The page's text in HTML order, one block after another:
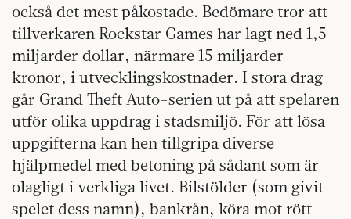
också det mest påkostade. Bedömare tror att
tillverkaren Rockstar Games har lagt ned 1,5
miljarder dollar, närmare 15 miljarder
kronor, i utvecklingskostnader. I stora drag
går Grand Theft Auto-serien ut på att spelaren
utför olika uppdrag i stadsmiljö. För att lösa
uppgifterna kan hen tillgripa diverse
hjälpmedel med betoning på sådant som är
olagligt i verkliga livet. Bilstölder (som givit
spelet dess namn), bankrån, köra mot rött